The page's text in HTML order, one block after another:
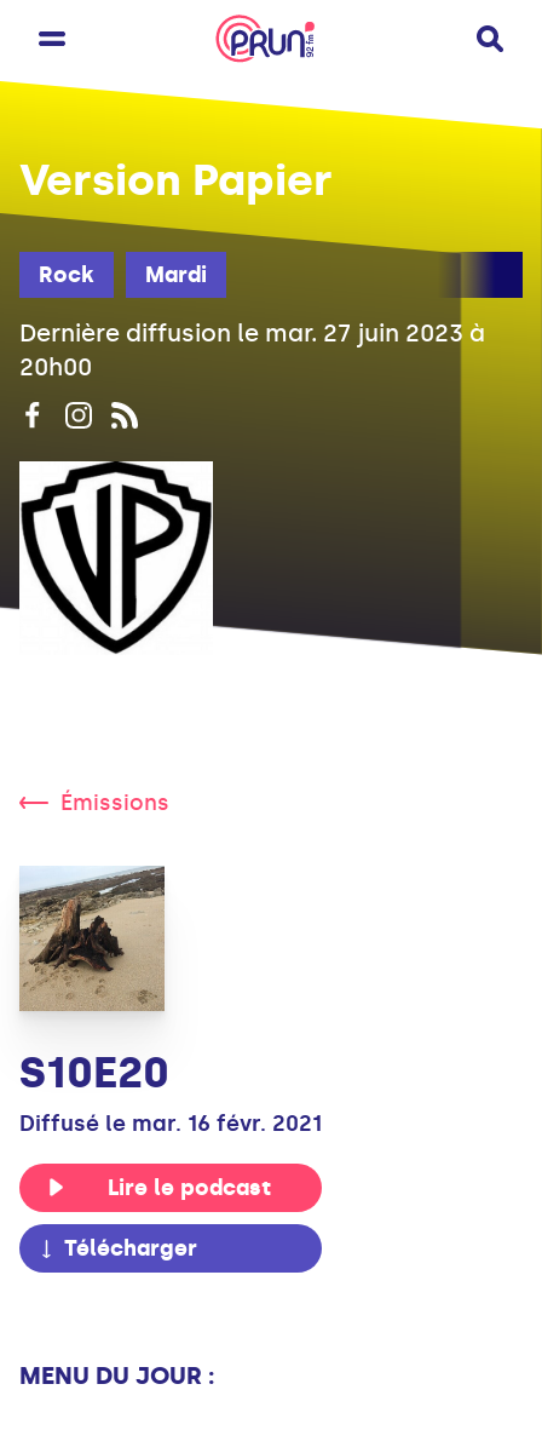
Rock Mardi
Version Papier
Dernière diffusion le mar. 27 juin 2023 à
20h00
Émissions
S10E20
Diffusé le mar. 16 févr. 2021
Lire le podcast
Télécharger
MENU DU JOUR :